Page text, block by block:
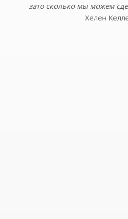
зато сколько мы можем
Хелен